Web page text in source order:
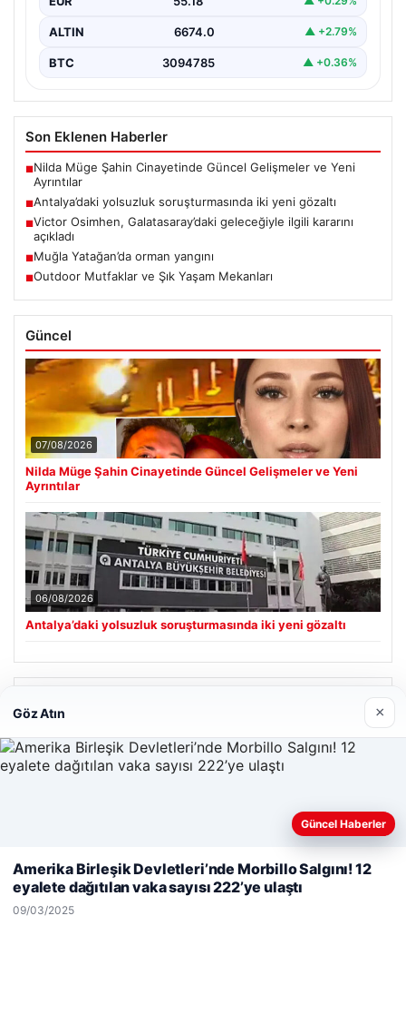
ALTIN 6674.0 ▲ +2.79%
BTC 3094785 ▲ +0.36%
Son Eklenen Haberler
■Nilda Müge Şahin Cinayetinde Güncel Gelişmeler ve Yeni
Ayrıntılar
■Antalya’daki yolsuzluk soruşturmasında iki yeni gözaltı
■Victor Osimhen, Galatasaray’daki geleceğiyle ilgili kararını
açıkladı
■Muğla Yatağan’da orman yangını
■Outdoor Mutfaklar ve Şık Yaşam Mekanları
Güncel
07/08/2026
Nilda Müge Şahin Cinayetinde Güncel Gelişmeler ve Yeni
Ayrıntılar
06/08/2026
Antalya’daki yolsuzluk soruşturmasında iki yeni gözaltı
Enes Kaplan Avukatlık Bürosu
28/04/2026
© 2026 Sepet Market | Haber – Alışveriş & Moda
Web sitemizi nasıl kullandığınızı daha iyi anlayabilmek,
kullanıyoruz.Çerez Politikamız
Göz Atın ×
Güncel Haberler
Amerika Birleşik Devletleri’nde Morbillo Salgını! 12
eyalete dağıtılan vaka sayısı 222’ye ulaştı
09/03/2025